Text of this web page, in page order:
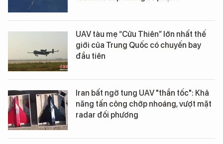
UAV tàu mẹ “Cửu Thiên” lớn nhất thế
giới của Trung Quốc có chuyến bay
đầu tiên
Iran bất ngờ tung UAV "thần tốc": Khả
năng tấn công chớp nhoáng, vượt mặt
radar đối phương